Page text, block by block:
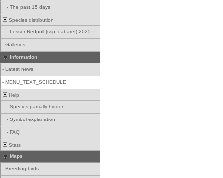
- The past 15 days
Species distribution
- Lesser Redpoll (ssp. cabaret) 2025
- Galleries
Information
- Latest news
- MENU_TEXT_SCHEDULE
Help
- Species partially hidden
- Symbol explanation
- FAQ
Stats
Maps
- Breeding birds